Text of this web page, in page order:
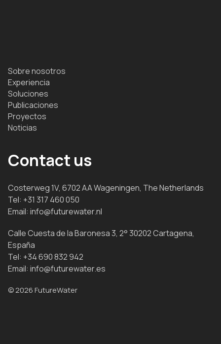
Sobre nosotros
Experiencia
Soluciones
Publicaciones
Proyectos
Noticias
Contact us
Costerweg 1V, 6702 AA Wageningen, The Netherlands
Tel: +31 317 460 050
Email: info@futurewater.nl
Calle Cuesta de la Baronesa 3, 2° 30202 Cartagena,
España
Tel: +34 690 832 942
Email: info@futurewater.es
© 2026 FutureWater